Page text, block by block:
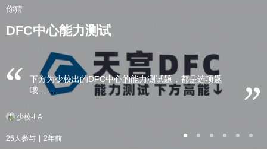
你猜
DFC中心能力测试
下方为少校出的DFC中心的能力测试题，都是选项题
哦……
少校-LA
26人参与 2年前
限。
忘记密码？找回 已有帐号？登录